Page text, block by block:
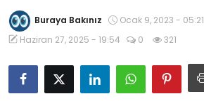
Teknoloji
Hakkımızda
Buraya Bakınız
Ocak 9, 2023 - 05:21
Haziran 27, 2025 - 19:54
0 321